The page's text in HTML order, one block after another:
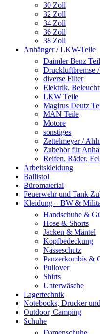
30 Zoll
32 Zoll
34 Zoll
36 Zoll
38 Zoll
Anhänger / LKW-Teile
Daimler Benz
Druckluftbremse
diverse Filter
Elektrik,
LKW Teile
Magirus Deutz
MAN Teile
Motore
sonstiges
Zettelmeyer /
Zubehör für
Reifen, Räder,
Arbeitskleidung
Ballistol
Büromaterial
Feuerwehr und Tank
Kleidung – BW &
Handschuhe &
Hose & Shorts
Jacken & Mäntel
Kopfbedeckung
Nässeschutz
Panzerkombis &
Pullover
Shirts
Unterwäsche
Lagertechnik
Notebooks, Drucker
Outdoor, Camping
Schuhe
Damenschuhe